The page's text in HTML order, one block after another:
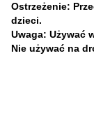
Ostrzeżenie:
dzieci.
Uwaga: Używać
Nie używać na